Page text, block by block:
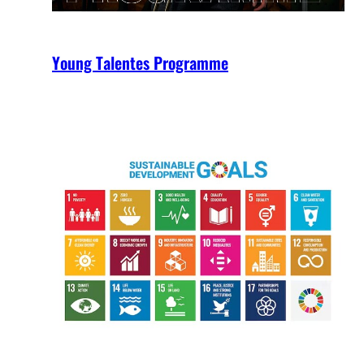
Young Talentes Programme